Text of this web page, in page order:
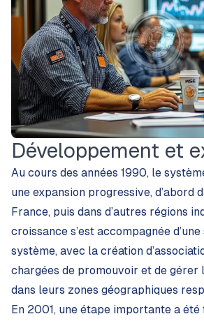
Développement et
Au cours des années 1990, le
une expansion progressive, d’abord
France, puis dans d’autres régions
croissance s’est accompagnée
système, avec la création
chargées de promouvoir et de
dans leurs zones géographiques
En 2001, une étape importante a